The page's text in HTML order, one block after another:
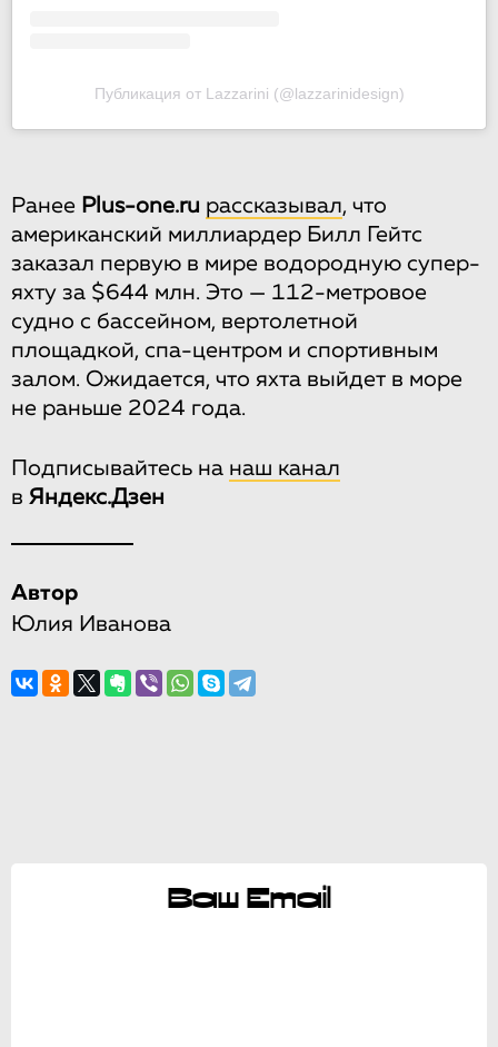
Публикация от Lazzarini (@lazzarinidesign)
Ранее Plus-one.ru рассказывал, что
американский миллиардер Билл Гейтс
заказал первую в мире водородную супер-
яхту за $644 млн. Это — 112-метровое
судно с бассейном, вертолетной
площадкой, спа-центром и спортивным
залом. Ожидается, что яхта выйдет в море
не раньше 2024 года.
Подписывайтесь на наш канал
в Яндекс.Дзен
Автор
Юлия Иванова
Ваш Email